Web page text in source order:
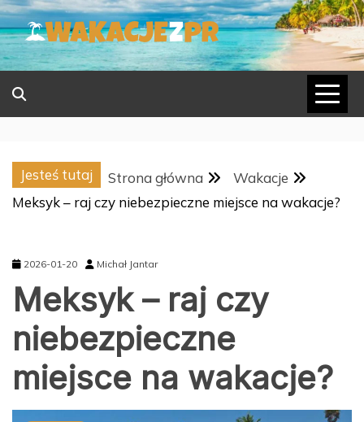
Skip
to
content
Jesteś tutaj Strona główna
Wakacje
Meksyk – raj czy niebezpieczne miejsce na wakacje?
2026-01-20 Michał Jantar
Meksyk – raj czy
niebezpieczne
miejsce na wakacje?